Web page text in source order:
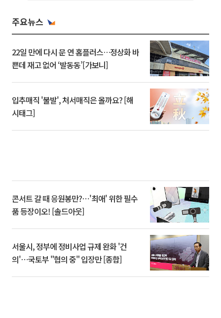
주요뉴스
22일 만에 다시 문 연 홈플러스…정상화 바
쁜데 재고 없어 ‘발동동’[가보니]
입추매직 '불발', 처서매직은 올까요? [해
시태그]
콘서트 갈 때 응원봉만?⋯'최애' 위한 필수
품 등장이오! [솔드아웃]
서울시, 정부에 정비사업 규제 완화 '건
의'⋯국토부 "협의 중" 입장만 [종합]